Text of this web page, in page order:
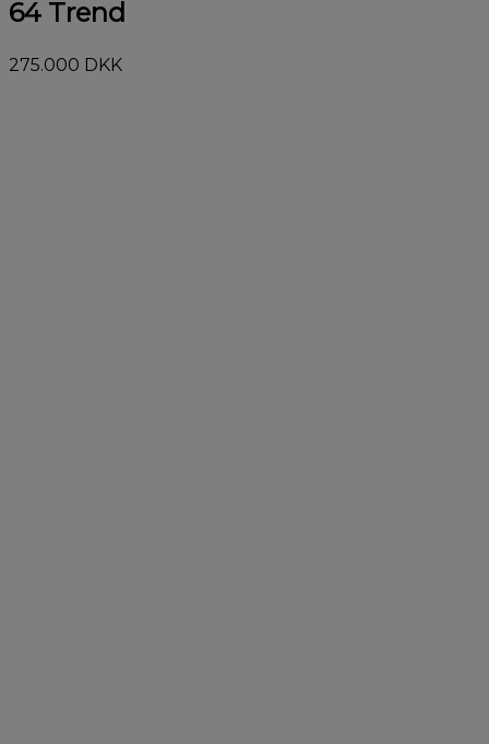
64 Trend
275.000 DKK